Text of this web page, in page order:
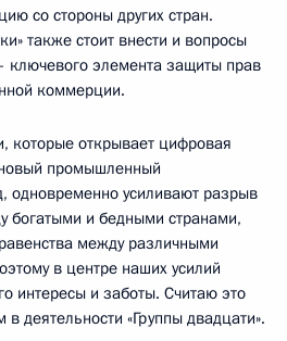
со стороны других стран.
также стоит внести и вопросы
ключевого элемента защиты прав
коммерции.
которые открывает цифровая
промышленный
одновременно усиливают разрыв
богатыми и бедными странами,
между различными
в центре наших усилий
интересы и заботы. Считаю это
деятельности «Группы двадцати».